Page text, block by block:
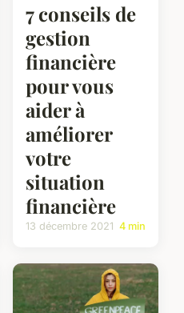
7 conseils de
gestion
financière
pour vous
aider à
améliorer
votre
situation
financière
13 décembre 2021 4 min